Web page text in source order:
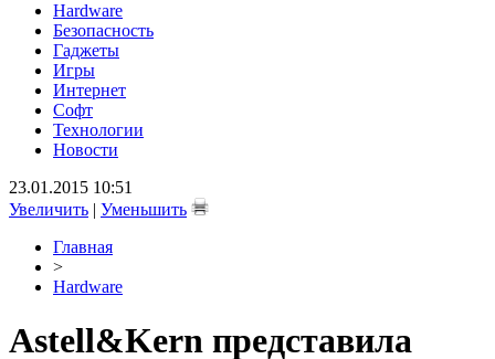
Hardware
Безопасность
Гаджеты
Игры
Интернет
Софт
Технологии
Новости
23.01.2015 10:51
Увеличить | Уменьшить
Главная
>
Hardware
Astell&Kern представила